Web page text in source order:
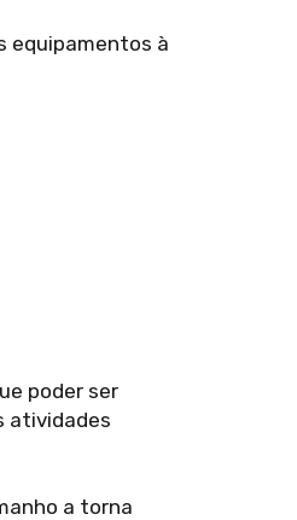
equipamentos à
poder ser
atividades
a torna